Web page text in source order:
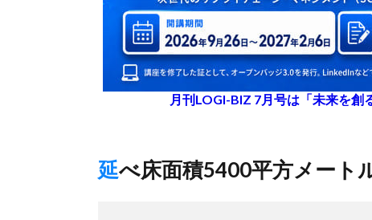
月刊LOGI-BIZ 7月号は「未来を創
延べ床面積5400平方メー